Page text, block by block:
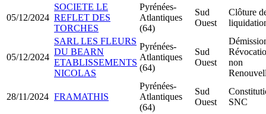
05/12/2024
SOCIETE LE
REFLET DES
TORCHES
Pyrénées-
Atlantiques
(64)
Sud
Ouest
Clôture
05/12/2024
SARL LES FLEURS
DU BEARN
ETABLISSEMENTS
NICOLAS
Pyrénées-
Atlantiques
(64)
Sud
Ouest
non
28/11/2024 FRAMATHIS
Pyrénées-
Atlantiques
(64)
Sud
Ouest
SNC